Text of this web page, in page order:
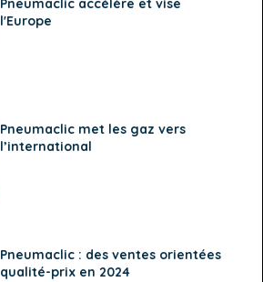
Pneumaclic accélère et vise
l'Europe
Pneumaclic met les gaz vers
l’international
Pneumaclic : des ventes orientées
qualité-prix en 2024